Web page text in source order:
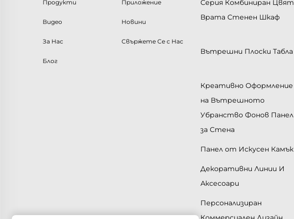
Продукти Приложение
Видео Новини
За Нас Свържете Се с Нас
Блог
Серия Комбиниран Цвят
Врата Стенен Шкаф
Вътрешни Плоски Табла
Креативно Оформление
на Вътрешното
Убранство Фонов Панел
за Стена
Панел от Искусен Камък
Декоративни Линии И
Аксесоари
Персонализиран